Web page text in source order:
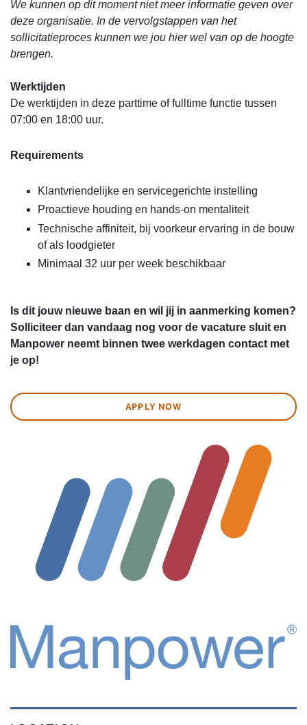
We kunnen op dit moment niet meer informatie geven over
deze organisatie. In de vervolgstappen van het
sollicitatieproces kunnen we jou hier wel van op de hoogte
brengen.
Werktijden
De werktijden in deze parttime of fulltime functie tussen
07:00 en 18:00 uur.
Requirements
Klantvriendelijke en servicegerichte instelling
Proactieve houding en hands-on mentaliteit
Technische affiniteit, bij voorkeur ervaring in de bouw
of als loodgieter
Minimaal 32 uur per week beschikbaar
Is dit jouw nieuwe baan en wil jij in aanmerking komen?
Solliciteer dan vandaag nog voor de vacature sluit en
Manpower neemt binnen twee werkdagen contact met
je op!
APPLY NOW